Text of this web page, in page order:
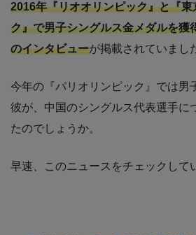
2016年『リオオリンピック』と『
ク』で男子シングルス金メダルを獲
のインタビューが掲載されていまし
今年の『パリオリンピック』では男
彼が、中国のシングルス代表選手に
たのでしょうか。
早速、このニュースをチェックして